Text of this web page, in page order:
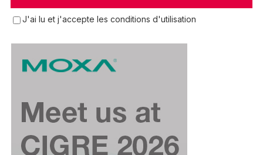
J'ai lu et j'accepte les conditions d'utilisation